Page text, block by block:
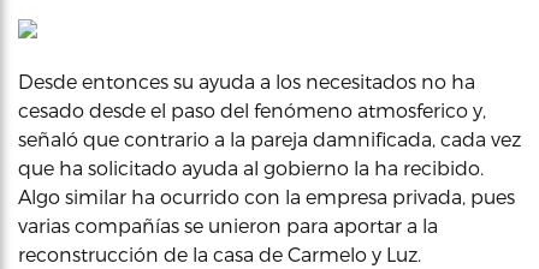
Desde entonces su ayuda a los necesitados no ha
cesado desde el paso del fenómeno atmosferico y,
señaló que contrario a la pareja damnificada, cada vez
que ha solicitado ayuda al gobierno la ha recibido.
Algo similar ha ocurrido con la empresa privada, pues
varias compañías se unieron para aportar a la
reconstrucción de la casa de Carmelo y Luz.